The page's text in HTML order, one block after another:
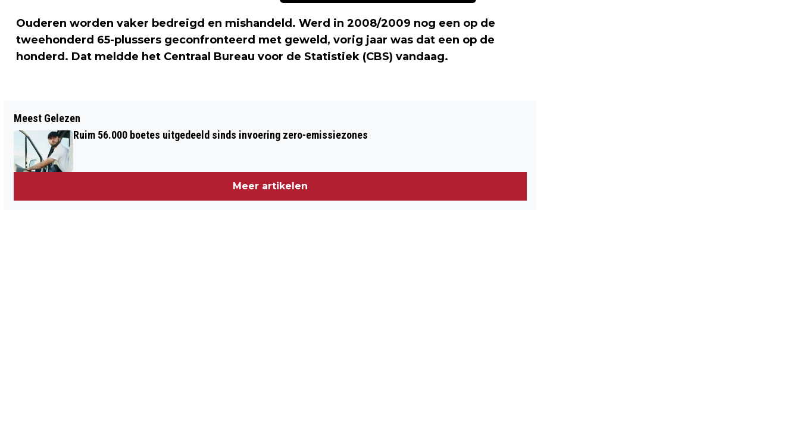
Ouderen worden vaker bedreigd en mishandeld. Werd in 2008/2009 nog een op de
tweehonderd 65-plussers geconfronteerd met geweld, vorig jaar was dat een op de
honderd. Dat meldde het Centraal Bureau voor de Statistiek (CBS) vandaag.
WIELERTEAMS UIT WORLDTOUR
VERENIGEN ZICH
BEDREIGING EN MISHANDELING
Meest Gelezen
Ruim 56.000 boetes uitgedeeld sinds invoering zero-emissiezones
Meer artikelen